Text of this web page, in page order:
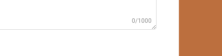
0/1000